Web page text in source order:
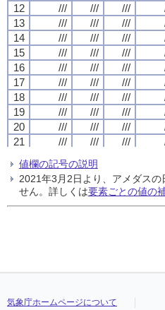
12
/// /// ///
13
/// /// ///
14
/// /// ///
15
/// /// ///
16
/// /// ///
17
/// /// ///
18
/// /// ///
19
/// /// ///
20
/// /// ///
21
/// /// ///
23
/// ///
24
/// /// ///
12
/// /// ///
13
/// /// ///
14
/// /// ///
15
/// /// ///
16
/// /// ///
17
/// /// ///
18
/// /// ///
19
/// /// ///
20
/// /// ///
21
/// /// ///
23
/// ///
24
/// /// ///
12
/// /// ///
13
/// /// ///
14
/// /// ///
15
/// /// ///
16
/// /// ///
17
/// /// ///
18
/// /// ///
19
/// /// ///
20
/// /// ///
21
/// /// ///
23
/// ///
24
/// /// ///
12
/// /// ///
13
/// /// ///
14
/// /// ///
15
/// /// ///
16
/// /// ///
17
/// /// ///
18
/// /// ///
19
/// /// ///
20
/// /// ///
21
/// /// ///
23
/// ///
24
/// /// ///
値欄の記号の説明
2021年3月2日より、アメダス
せん。詳しくは要素ごとの値の
気象庁ホームページについて